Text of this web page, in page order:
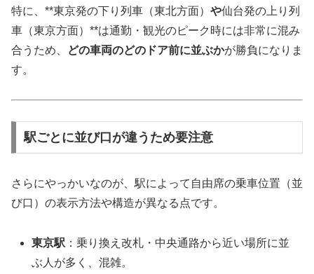
特に、**東京発の下り列車（東北方面） や仙台発の上り列
車（東京方面）**は通勤・観光のピーク時には非常に混み
合うため、
どの車両のどのドア前に並ぶかが勝負になりま
す。
駅ごとに並び口が違うため要注意
さらにやっかいなのが、駅によって自由席の乗車位置（並
び口）の表示方法や構造が異なる点です。
東京駅 ：乗り換え改札・中央通路から近い場所に並
ぶ人が多く、混雑。